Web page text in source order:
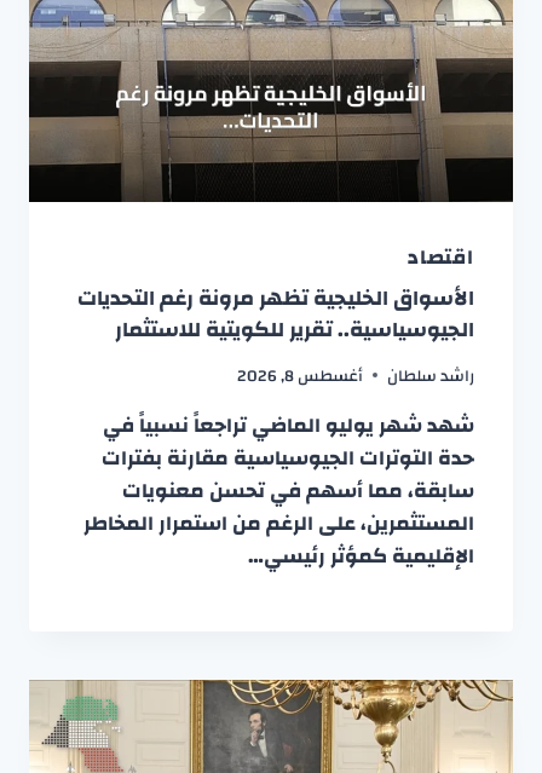
اقتصاد
الأسواق الخليجية تظهر مرونة رغم التحديات
الجيوسياسية.. تقرير للكويتية للاستثمار
راشد سلطان أغسطس 8, 2026
شهد شهر يوليو الماضي تراجعاً نسبياً في
حدة التوترات الجيوسياسية مقارنة بفترات
سابقة، مما أسهم في تحسن معنويات
المستثمرين، على الرغم من استمرار المخاطر
الإقليمية كمؤثر رئيسي…